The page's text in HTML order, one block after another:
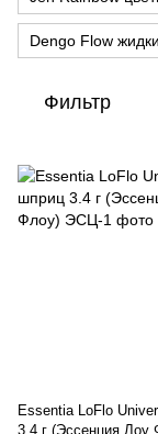
Dengo Flow
Фильтр
Essentia LoFlo
3.4 г (Эссенция Лоу